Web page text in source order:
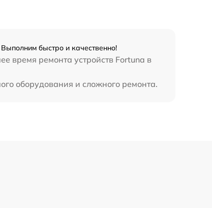
быстро и качественно!
время ремонта устройств Fortuna в
оборудования и сложного ремонта.